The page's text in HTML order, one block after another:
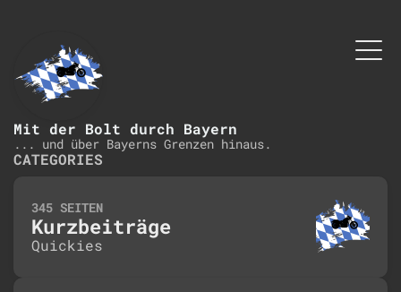
Mit der Bolt durch Bayern
... und über Bayerns Grenzen hinaus.
CATEGORIES
345 SEITEN
Kurzbeiträge
Quickies